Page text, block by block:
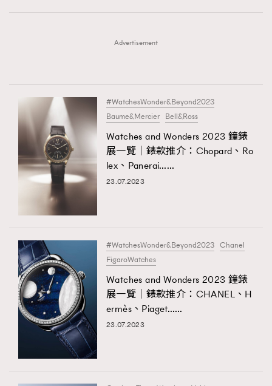
本人已詳閱並同意遵守本文列明條款及細則。 請瀏覽
(nmg.com.hk/privacy ) 閱讀本公司的私隱政策聲明。
本人願意接收新傳媒集團的最新消息及其他宣傳資訊，本人同意
新傳媒集團使用本人的個人資料於任何推廣用途。
About us Collaboration Opportunity Disclaimer
Privacy
New Media Group
Madame Figaro editions: France | Greece
Japan | Portugal | Spain
Advertisement
#WatchesWonder&Beyond2023
Baume&Mercier Bell&Ross
Watches and Wonders 2023 鐘錶
展一覽｜錶款推介：Chopard、Ro
lex、Panerai……
23.07.2023
#WatchesWonder&Beyond2023 Chanel
FigaroWatches
Watches and Wonders 2023 鐘錶
展一覽｜錶款推介：CHANEL、H
ermès、Piaget……
23.07.2023